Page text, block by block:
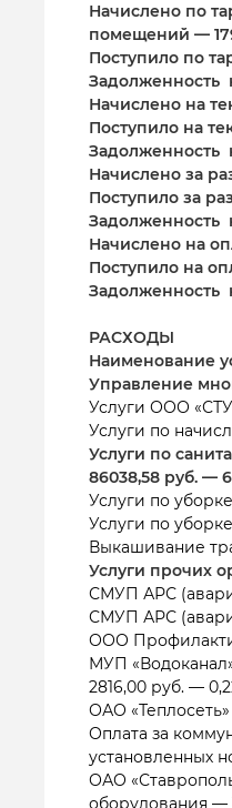
Начислено по
помещений —
Поступило по
Задолженность
Начислено на
Поступило на
Задолженность
Начислено за
Поступило за
Задолженность
Начислено на
Поступило на
Задолженность
РАСХОДЫ
Наименование
Управление
Услуги ООО
Услуги по
Услуги по
86038,58 руб. —
Услуги по
Услуги по
Выкашивание
Услуги прочих
СМУП АРС
СМУП АРС
ООО
МУП
2816,00 руб. —
ОАО
Оплата за
установленных
ОАО
оборудования —